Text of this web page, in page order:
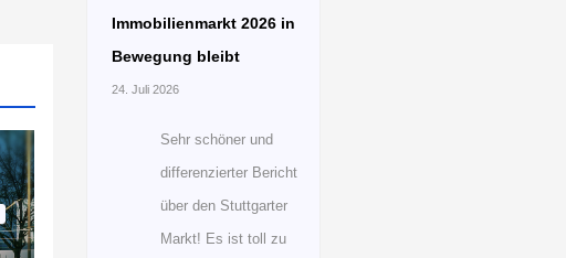
Immobilienmarkt 2026 in
Bewegung bleibt
24. Juli 2026
Sehr schöner und
differenzierter Bericht
über den Stuttgarter
Markt! Es ist toll zu